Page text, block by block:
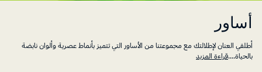
أساور
أطلقي العنان لإطلالتك مع مجموعتنا من الأساور التي تتميز بأنماط عصرية وألوان نابضة
بالحياة....قراءة المزيد